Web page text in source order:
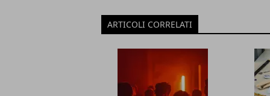
ARTICOLI CORRELATI